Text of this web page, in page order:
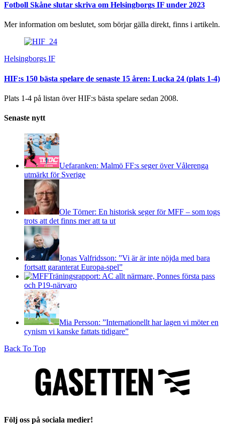
Fotboll Skåne slutar skriva om Helsingborgs IF under 2023
Mer information om beslutet, som börjar gälla direkt, finns i artikeln.
Helsingborgs IF
HIF:s 150 bästa spelare de senaste 15 åren: Lucka 24 (plats 1-4)
Plats 1-4 på listan över HIF:s bästa spelare sedan 2008.
Senaste nytt
Uefaranken: Malmö FF:s seger över Vålerenga
utmärkt för Sverige
Ole Törner: En historisk seger för MFF – som togs
trots att det finns mer att ta ut
Jonas Valfridsson: ”Vi är är inte nöjda med bara
fortsatt garanterat Europa-spel”
Träningsrapport: AC allt närmare, Ponnes första pass
och P19-närvaro
Mia Persson: ”Internationellt har lagen vi möter en
cynism vi kanske fattats tidigare”
Back To Top
Följ oss på sociala medier!